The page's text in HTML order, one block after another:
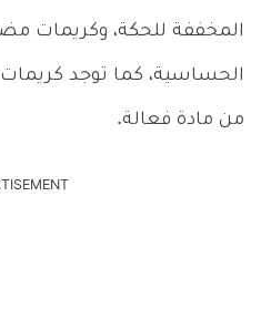
المخففة للحكة، وكريمات
الحساسية، كما توجد
من مادة فعالة.